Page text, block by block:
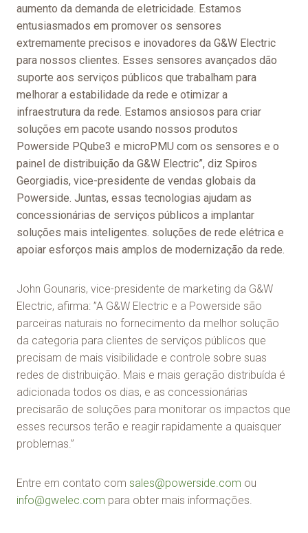
aumento da demanda de eletricidade. Estamos
entusiasmados em promover os sensores
extremamente precisos e inovadores da G&W Electric
para nossos clientes. Esses sensores avançados dão
suporte aos serviços públicos que trabalham para
melhorar a estabilidade da rede e otimizar a
infraestrutura da rede. Estamos ansiosos para criar
soluções em pacote usando nossos produtos
Powerside PQube3 e microPMU com os sensores e o
painel de distribuição da G&W Electric”, diz Spiros
Georgiadis, vice-presidente de vendas globais da
Powerside. Juntas, essas tecnologias ajudam as
concessionárias de serviços públicos a implantar
soluções mais inteligentes. soluções de rede elétrica e
apoiar esforços mais amplos de modernização da rede.
John Gounaris, vice-presidente de marketing da G&W
Electric, afirma: ”A G&W Electric e a Powerside são
parceiras naturais no fornecimento da melhor solução
da categoria para clientes de serviços públicos que
precisam de mais visibilidade e controle sobre suas
redes de distribuição. Mais e mais geração distribuída é
adicionada todos os dias, e as concessionárias
precisarão de soluções para monitorar os impactos que
esses recursos terão e reagir rapidamente a quaisquer
problemas.”
Entre em contato com sales@powerside.com ou
info@gwelec.com para obter mais informações.